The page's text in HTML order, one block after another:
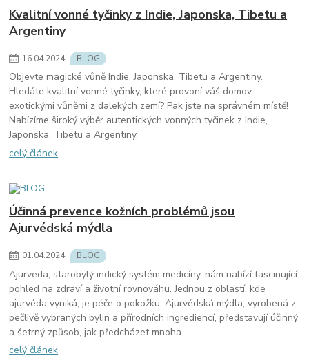
Kvalitní vonné tyčinky z Indie, Japonska, Tibetu a
Argentiny
16.04.2024 BLOG
Objevte magické vůně Indie, Japonska, Tibetu a Argentiny.
Hledáte kvalitní vonné tyčinky, které provoní váš domov
exotickými vůněmi z dalekých zemí? Pak jste na správném místě!
Nabízíme široký výběr autentických vonných tyčinek z Indie,
Japonska, Tibetu a Argentiny.
celý článek
Účinná prevence kožních problémů jsou
Ajurvédská mýdla
01.04.2024 BLOG
Ajurveda, starobylý indický systém medicíny, nám nabízí fascinující
pohled na zdraví a životní rovnováhu. Jednou z oblastí, kde
ajurvéda vyniká, je péče o pokožku. Ajurvédská mýdla, vyrobená z
pečlivě vybraných bylin a přírodních ingrediencí, představují účinný
a šetrný způsob, jak předcházet mnoha
celý článek